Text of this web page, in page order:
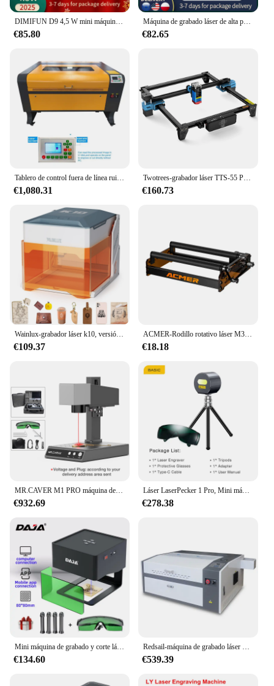
DIMIFUN D9 4,5 W mini máquina herramienta portátil de corte y grabado láser, punto comprimido de precisión de 0,06mm, área de trabajo 130*130mm
€85.80
Máquina de grabado láser de alta precisión de 30W para carpintería y grabador láser de grabado de tablones
€82.65
Tablero de control fuera de línea ruida 6090 100w, máquina de grabado láser de línea especial de Rusia
€1,080.31
Twotrees-grabador láser TTS-55 Pro, máquina de grabado láser con pantalla táctil, 40W, luz azul, Cnc
€160.73
€109.37
ACMER-Rodillo rotativo láser M3, grabador láser, eje Y, rotación de 360 ° para 95% de GRBL
€18.18
€932.69
Láser LaserPecker 1 Pro, Mini máquina de grabado láser portátil, compacta, bricolaje, grabador láser
€278.38
€134.60 €539.39